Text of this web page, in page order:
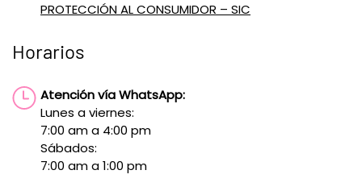
PROTECCIÓN AL CONSUMIDOR – SIC
Horarios
Atención vía WhatsApp:
Lunes a viernes:
7:00 am a 4:00 pm
Sábados:
7:00 am a 1:00 pm